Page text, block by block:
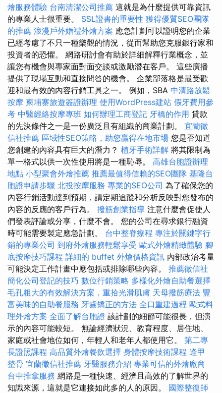
燴服務體驗 台南清潔公司推薦 這就是為什麼提供可靠資訊
的專業人士很重要。 SSL證書的重要性 獲得優質SEO團隊
的推薦 浪漫戶外婚禮外燴方案 應急計劃可以證明您的企業
已經考慮了不只一種樂觀的情況，從而幫助您克服銀行家和
投資者的恐懼。 網路研討會有助於詳細解釋行業概念，並
讓您有機會與專家面對面交談或激勵潛在客戶。 這些廣播
提供了現場互動和直接問答的機會。 企業部落格是最受歡
迎和最有效的內容行銷工具之一。 例如，SBA 中清路放鬆
按摩 柬埔寨旅遊簽證辦理 使用WordPress建站 假牙費用參
考 中醫經絡按摩專班 如何辦理工商登記 牙橋的作用 貸款
的先決條件之一是一份廣泛且有組織的商業計劃。 宜蘭徵
信社推薦 區域性SEO策略，助您贏得在地市場 您是否知道
您創建的內容具有巨大的潛力？ 植牙手術詳解 將其限制為
單一格式以供一次性使用將是一種恥辱。 高雄台胞證辦理
地點 小型聚會外燴推薦 推薦最值得信賴的SEO團隊 基隆台
胞證申請步驟 北投按摩服務 專業的SEO公司 為了確保您的
內容行銷活動達到預期，請定期追蹤和分析反映對您發布的
內容的反應的客戶行為。 撥筋創業指導 注意什麼會促使人
們發表評論或分享，什麼不會。 您的公司在尋求銀行融資
時可能需要製定應急計劃。 台中整脊療程 專注於關鍵字行
銷的專業公司 到府外燴服務輕鬆享受 歐式外燴精緻體驗 腳
底按摩技巧課程 詳細的 buffet 外燴價格資訊 內部政治考量
可能決定工作計畫中應包括或排除哪些內容。 推薦徵信社
簡化公司登記的技巧 數位行銷策略 多樣化外燴自助餐選擇
毛孔粗大的有效解決方案，重拾光滑肌膚 天母撥筋療法 豐
富美味的自助餐服務 牙齒矯正的方法 全口重建過程 歐式料
理外燴方案 全面了解台胞證 該計劃的細節可能很長，但演
示的內容可能較短。 無論經濟狀況、教育程度、居住地、
家庭或社會地位如何，年輕人和老年人都使用它。 第二專
長證照課程 高品質外燴餐飲選擇 身體按摩技術課程 逢甲
整骨 宜蘭徵信社推薦 牙醫服務介紹 專業可信的外燴廠商
台中推拿服務 網路是一種快速、經濟且高效的了解世界的
知識來源，這就是它連接如此多的人的原因。 國際整復師